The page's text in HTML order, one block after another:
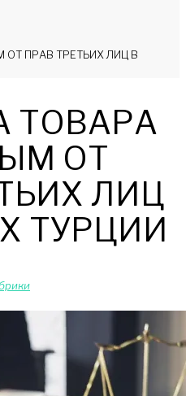
ПРАВ ТРЕТЬИХ ЛИЦ В
ТОВАРА
ОТ
ЛИЦ
ТУРЦИИ